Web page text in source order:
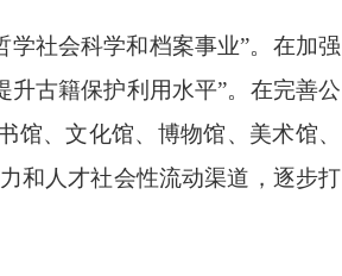
社会科学和档案事业”。在加强
古籍保护利用水平”。在完善公
馆、文化馆、博物馆、美术馆、
和人才社会性流动渠道，逐步打